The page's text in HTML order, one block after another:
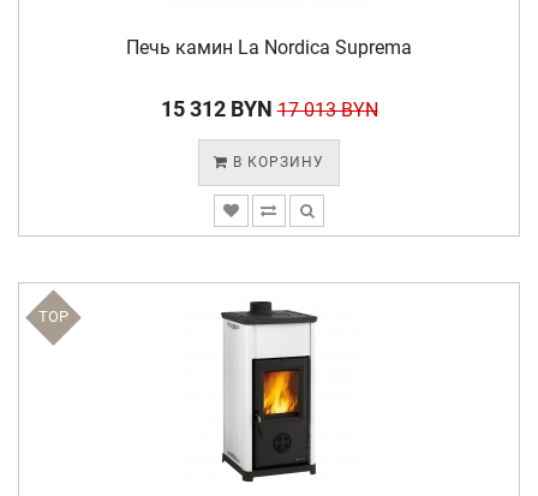
Печь камин La Nordica Suprema
15 312 BYN 17 013 BYN
В КОРЗИНУ
TOP